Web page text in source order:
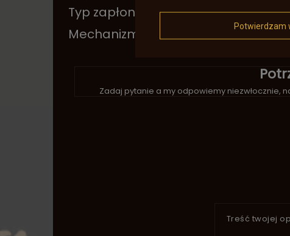
Typ zapłonu
Mechanizm Ładowania
single
Zadaj pytanie a my odpowiemy niezwłocznie,
Treść twojej
Potwierdzam